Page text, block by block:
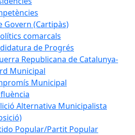
Govern (Cartipàs)
comarcals
de Progrés
Republicana de Catalunya-
Municipal
Municipal
Alternativa Municipalista
Popular/Partit Popular